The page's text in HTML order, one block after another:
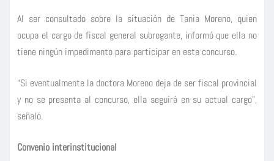
Al ser consultado sobre la situación de Tania Moreno, quien
ocupa el cargo de fiscal general subrogante, informó que ella no
tiene ningún impedimento para participar en este concurso.
“Si eventualmente la doctora Moreno deja de ser fiscal provincial
y no se presenta al concurso, ella seguirá en su actual cargo”,
señaló.
Convenio interinstitucional